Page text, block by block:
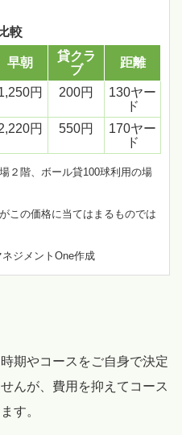
較
早朝
貸クラ
ブ
距離
円 200円
130ヤー
ド
円 550円
170ヤー
ド
２階、ボール貸100球利用の場
この価格に当てはまるものでは
ジメントOne作成
期やコースをご自身で決定
んが、費用を抑えてコース
す。